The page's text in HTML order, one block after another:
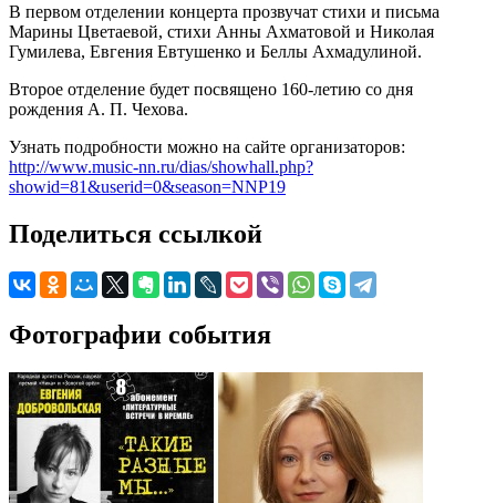
В первом отделении концерта прозвучат стихи и письма
Марины Цветаевой, стихи Анны Ахматовой и Николая
Гумилева, Евгения Евтушенко и Беллы Ахмадулиной.
Второе отделение будет посвящено 160-летию со дня
рождения А. П. Чехова.
Узнать подробности можно на сайте организаторов:
http://www.music-nn.ru/dias/showhall.php?
showid=81&userid=0&season=NNP19
Поделиться ссылкой
Фотографии события